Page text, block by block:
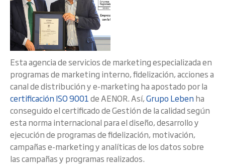
Esta agencia de servicios de marketing especializada en
programas de marketing interno, fidelización, acciones a
canal de distribución y e-marketing ha apostado por la
certificación ISO 9001de AENOR. Así,Grupo Lebenha
conseguido el certificado de Gestión de la calidad según
esta norma internacional para el diseño, desarrollo y
ejecución de programas de fidelización, motivación,
campañas e-marketing y analíticas de los datos sobre
las campañas y programas realizados.